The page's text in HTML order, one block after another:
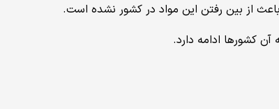
از بین رفتن این مواد در کشور نشده است.
کشورها ادامه دارد.